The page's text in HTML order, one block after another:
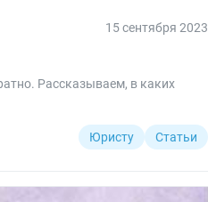
15 сентября 2023
Рассказываем, в каких
Юристу Статьи